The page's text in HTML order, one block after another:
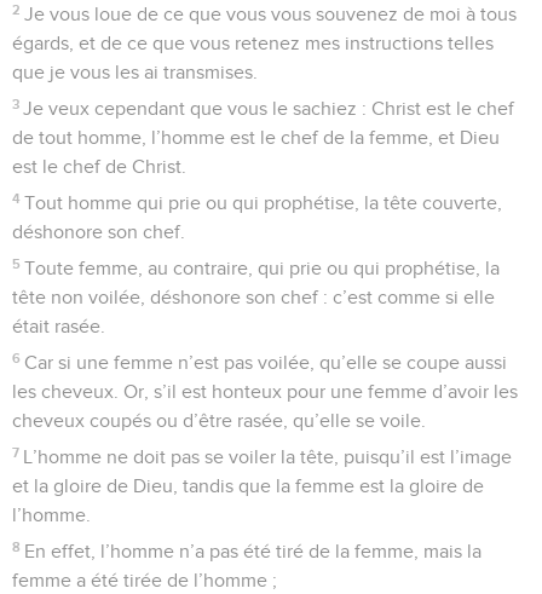
2 Je vous loue de ce que vous vous souvenez de moi à tous
égards, et de ce que vous retenez mes instructions telles
que je vous les ai transmises.
3 Je veux cependant que vous le sachiez : Christ est le chef
de tout homme, l’homme est le chef de la femme, et Dieu
est le chef de Christ.
4 Tout homme qui prie ou qui prophétise, la tête couverte,
déshonore son chef.
5 Toute femme, au contraire, qui prie ou qui prophétise, la
tête non voilée, déshonore son chef : c’est comme si elle
était rasée.
6 Car si une femme n’est pas voilée, qu’elle se coupe aussi
les cheveux. Or, s’il est honteux pour une femme d’avoir les
cheveux coupés ou d’être rasée, qu’elle se voile.
7 L’homme ne doit pas se voiler la tête, puisqu’il est l’image
et la gloire de Dieu, tandis que la femme est la gloire de
l’homme.
8 En effet, l’homme n’a pas été tiré de la femme, mais la
femme a été tirée de l’homme ;